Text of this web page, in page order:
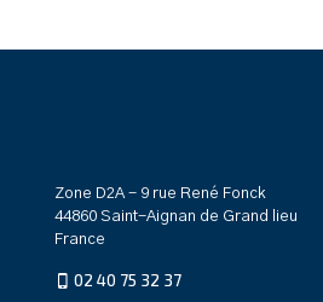
Zone D2A - 9 rue René Fonck
44860 Saint-Aignan de Grand lieu
France
02 40 75 32 37